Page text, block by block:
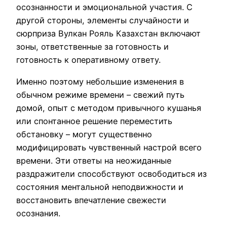
осознанности и эмоциональной участия. С
другой стороны, элементы случайности и
сюрприза Вулкан Рояль Казахстан включают
зоны, ответственные за готовность и
готовность к оперативному ответу.
Именно поэтому небольшие изменения в
обычном режиме времени – свежий путь
домой, опыт с методом привычного кушанья
или спонтанное решение переместить
обстановку – могут существенно
модифицировать чувственный настрой всего
времени. Эти ответы на неожиданные
раздражители способствуют освободиться из
состояния ментальной неподвижности и
восстановить впечатление свежести
осознания.